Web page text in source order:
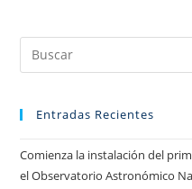
Entradas Recientes
Comienza la instalación del
el Observatorio Astronómico